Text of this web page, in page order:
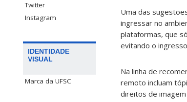
Twitter
Instagram
IDENTIDADE
VISUAL
Marca da UFSC
Uma das
ingressar no
plataformas, que
evitando o ingresso
Na linha de
remoto incluam
direitos de